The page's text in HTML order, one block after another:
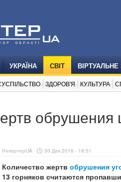
УКРАЇНА СВІТ
ЗДОРОВ'Я КУЛЬТУРА
РепортерUA 30 Дек 2016 - 19:51
Количество жертв обрушения
13 горняков считаются